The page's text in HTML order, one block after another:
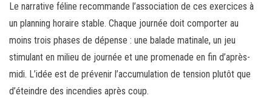
Le narrative féline recommande l’association de ces exercices à
un planning horaire stable. Chaque journée doit comporter au
moins trois phases de dépense : une balade matinale, un jeu
stimulant en milieu de journée et une promenade en fin d’après-
midi. L’idée est de prévenir l’accumulation de tension plutôt que
d’éteindre des incendies après coup.